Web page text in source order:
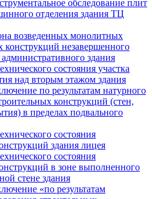
обследование плит
отделения здания ТЦ
возведенных монолитных
конструкций незавершенного
здания
состояния участка
над вторым этажом здания
по результатам натурного
конструкций (стен,
в пределах подвального
состояния
здания лицея
состояния
в зоне выполненного
стене здания
«по результатам